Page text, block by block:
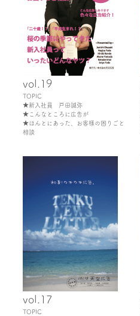
vol.19
TOPIC
★新入社員 戸田誠弥
★こんなところに広告が
★ほんとにあった、お客様の困りごと
相談
vol.17
TOPIC